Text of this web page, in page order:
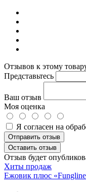
Отзывов к этому
Представьтесь
Ваш отзыв
Моя оценка
Я согласен на
Отправить отзыв
Оставить отзыв
Отзыв будет
Хиты продаж
Ежовик плюс